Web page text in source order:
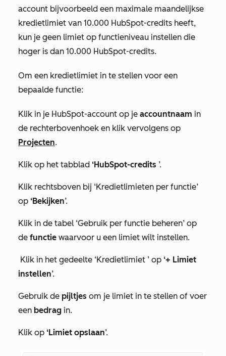
account bijvoorbeeld een maximale maandelijkse
kredietlimiet van 10.000 HubSpot-credits heeft,
kun je geen limiet op functieniveau instellen die
hoger is dan 10.000 HubSpot-credits.
Om een kredietlimiet in te stellen voor een
bepaalde functie:
Klik in je HubSpot-account op je accountnaam in
de rechterbovenhoek en klik vervolgens op
Projecten.
Klik op het tabblad ‘HubSpot-credits ’.
Klik rechtsboven bij ‘Kredietlimieten per functie’
op ‘Bekijken’.
Klik in de tabel ‘Gebruik per functie beheren’ op
de functie waarvoor u een limiet wilt instellen.
Klik in het gedeelte ‘Kredietlimiet ’ op ‘+ Limiet
instellen’.
Gebruik de pijltjes om je limiet in te stellen of voer
een bedrag in.
Klik op ‘Limiet opslaan’.